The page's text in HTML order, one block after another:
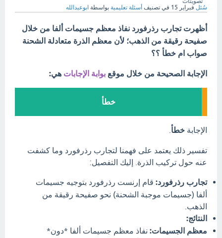
سُئل فبراير 15 في تصنيف أسئلة تعليمية بواسطة ابوعبدالله
أظهرت تجارب رذرفورد نفاذ معظم جسيمات ألفا من خلال
صفيحة رقيقة من الذهب؛ لأن معظم الذرة متعادلة الشحنة
صواب ام خطأ ؟؟
الإجابة الصحيحة من خلال موقع بوابة الإجابات هي:
خطأ
الإجابة خطأ
تفسير ذلك يعتمد على فهمنا لتجارب رذرفورد وما كشفت
عنه حول تركيب الذرة. إليك التفصيل:
تجارب رذرفورد: قام إرنست رذرفورد بتوجيه جسيمات
ألفا (جسيمات موجبة الشحنة) نحو صفيحة رقيقة من
الذهب.
النتائج:
معظم الجسيمات: نفاذ معظم جسيمات ألفا *دون*